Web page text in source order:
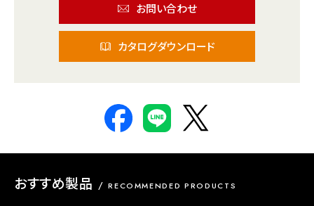
お問い合わせ
カタログダウンロード
おすすめ製品 RECOMMENDED PRODUCTS